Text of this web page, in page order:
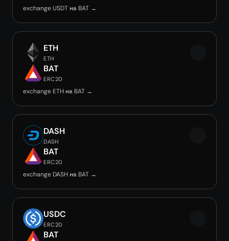
exchange USDT на BAT →
ETH
ETH
BAT
ERC20
exchange ETH на BAT →
DASH
DASH
BAT
ERC20
exchange DASH на BAT →
USDC
ERC20
BAT